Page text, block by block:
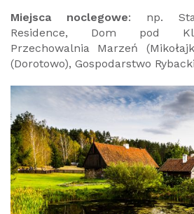
Miejsca noclegowe: np.
Residence, Dom pod
Przechowalnia Marzeń
(Dorotowo), Gospodarstwo